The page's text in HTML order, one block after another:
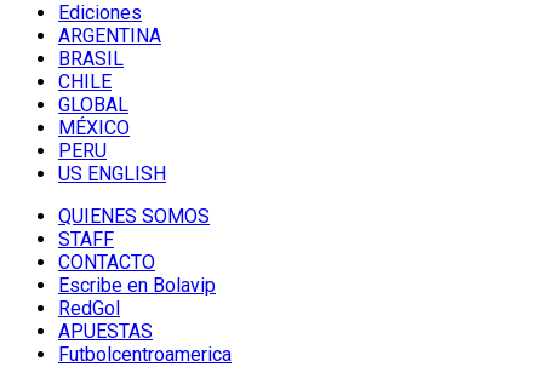
Ediciones
ARGENTINA
BRASIL
CHILE
GLOBAL
MÉXICO
PERU
US ENGLISH
QUIENES SOMOS
STAFF
CONTACTO
Escribe en Bolavip
RedGol
APUESTAS
Futbolcentroamerica